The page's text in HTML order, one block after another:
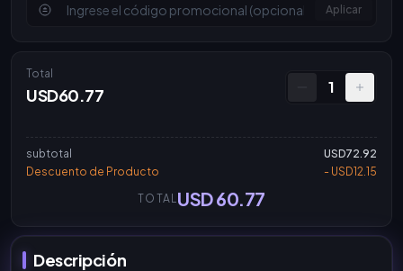
Aplicar
Total
USD60.77 1
subtotal
USD72.92
Descuento de Producto
- USD12.15
TOTAL USD 60.77
Descripción